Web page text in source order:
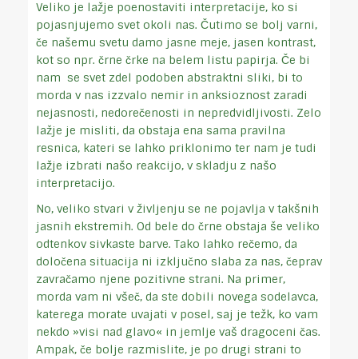
Veliko je lažje poenostaviti interpretacije, ko si
pojasnjujemo svet okoli nas. Čutimo se bolj varni,
če našemu svetu damo jasne meje, jasen kontrast,
kot so npr. črne črke na belem listu papirja. Če bi
nam se svet zdel podoben abstraktni sliki, bi to
morda v nas izzvalo nemir in anksioznost zaradi
nejasnosti, nedorečenosti in nepredvidljivosti. Zelo
lažje je misliti, da obstaja ena sama pravilna
resnica, kateri se lahko priklonimo ter nam je tudi
lažje izbrati našo reakcijo, v skladju z našo
interpretacijo.
No, veliko stvari v življenju se ne pojavlja v takšnih
jasnih ekstremih. Od bele do črne obstaja še veliko
odtenkov sivkaste barve. Tako lahko rečemo, da
določena situacija ni izključno slaba za nas, čeprav
zavračamo njene pozitivne strani. Na primer,
morda vam ni všeč, da ste dobili novega sodelavca,
katerega morate uvajati v posel, saj je težk, ko vam
nekdo »visi nad glavo« in jemlje vaš dragoceni čas.
Ampak, če bolje razmislite, je po drugi strani to